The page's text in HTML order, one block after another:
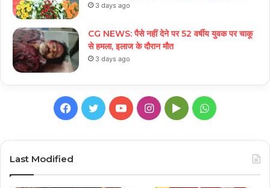
3 days ago
CG NEWS: पैसे नहीं देने पर 52 वर्षीय युवक पर चाकू
से हमला, इलाज के दौरान मौत
3 days ago
Facebook
TwitterYouTubeInstagram
GoogleWhatsApp
Last Modified